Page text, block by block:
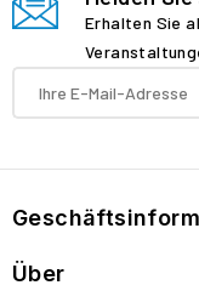
Erhalten Sie
Über